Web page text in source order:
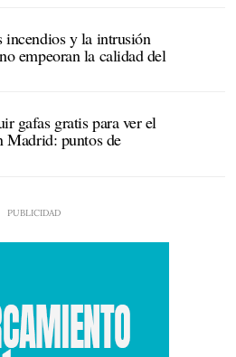
incendios y la intrusión
empeoran la calidad del
gafas gratis para ver el
Madrid: puntos de